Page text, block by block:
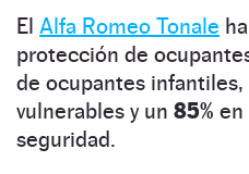
El Alfa Romeo Tonale
protección de
de ocupantes infantiles,
vulnerables y un 85% en
seguridad.